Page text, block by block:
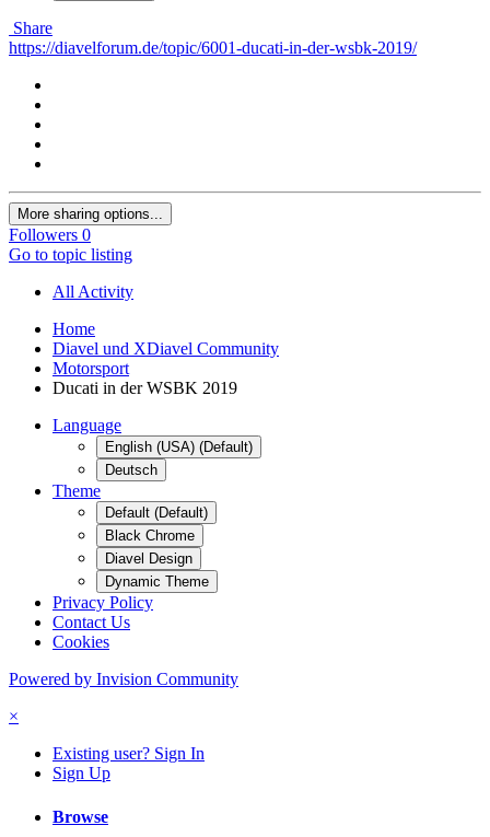
Share
https://diavelforum.de/topic/6001-ducati-in-der-wsbk-2019/
More sharing options...
Followers 0
Go to topic listing
All Activity
Home
Diavel und XDiavel Community
Motorsport
Ducati in der WSBK 2019
Language
English (USA) (Default)
Deutsch
Theme
Default (Default)
Black Chrome
Diavel Design
Dynamic Theme
Privacy Policy
Contact Us
Cookies
Powered by Invision Community
×
Existing user? Sign In
Sign Up
Browse